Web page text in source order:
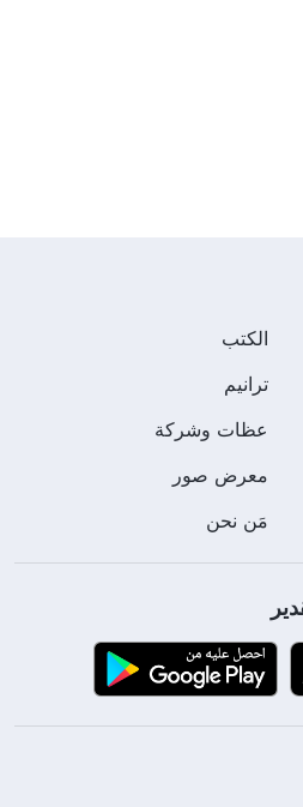
الكتب
ترانيم
عظات وشركة
معرض صور
مَن نحن